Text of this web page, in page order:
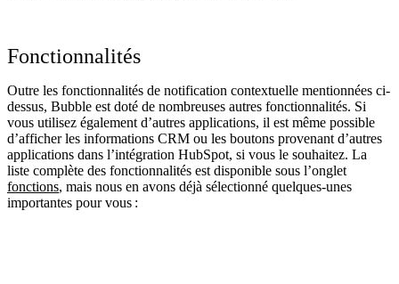
Fonctionnalités
Outre les fonctionnalités de notification contextuelle mentionnées ci-
dessus, Bubble est doté de nombreuses autres fonctionnalités. Si
vous utilisez également d’autres applications, il est même possible
d’afficher les informations CRM ou les boutons provenant d’autres
applications dans l’intégration HubSpot, si vous le souhaitez. La
liste complète des fonctionnalités est disponible sous l’onglet
fonctions, mais nous en avons déjà sélectionné quelques-unes
importantes pour vous :